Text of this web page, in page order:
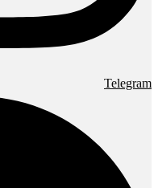
Telegram